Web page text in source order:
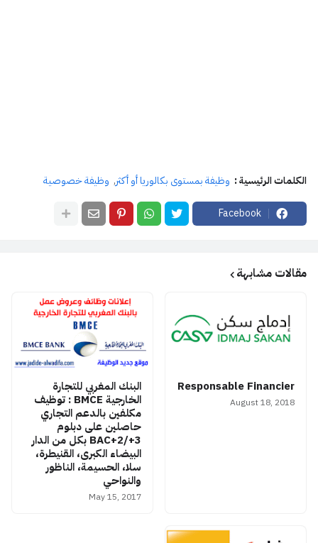
الكلمات الرئيسية : وظيفة بمستوى بكالوريا أو أكثر وظيفة خصوصية
Facebook
مقالات مشابهة
Responsable Financier
August 18, 2018
البنك المغربي للتجارة
الخارجية BMCE : توظيف
مكلفين بالدعم التجاري
حاصلين على دبلوم
BAC+2/+3 بكل من الدار
البيضاء الكبرى، القنيطرة،
سلا، الحسيمة، الناظور
والنواحي
May 15, 2017